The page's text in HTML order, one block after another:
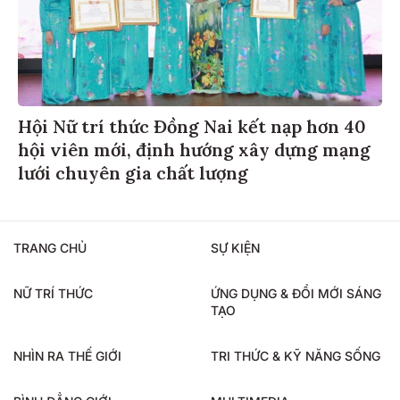
Hội Nữ trí thức Đồng Nai kết nạp hơn 40
hội viên mới, định hướng xây dựng mạng
lưới chuyên gia chất lượng
TRANG CHỦ SỰ KIỆN
NỮ TRÍ THỨC
ỨNG DỤNG & ĐỔI MỚI SÁNG
TẠO
NHÌN RA THẾ GIỚI TRI THỨC & KỸ NĂNG SỐNG